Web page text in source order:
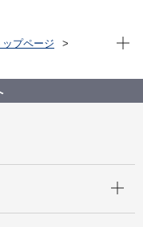
プページ
現在